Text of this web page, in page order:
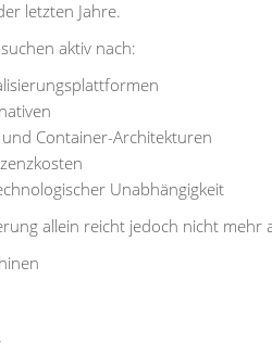
letzten Jahre.
aktiv nach:
Container-Architekturen
Unabhängigkeit
allein reicht jedoch nicht